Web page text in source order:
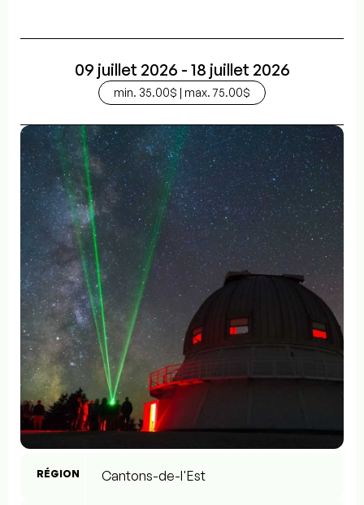
09 juillet 2026 - 18 juillet 2026
min. 35.00$ | max. 75.00$
RÉGION Cantons-de-l'Est